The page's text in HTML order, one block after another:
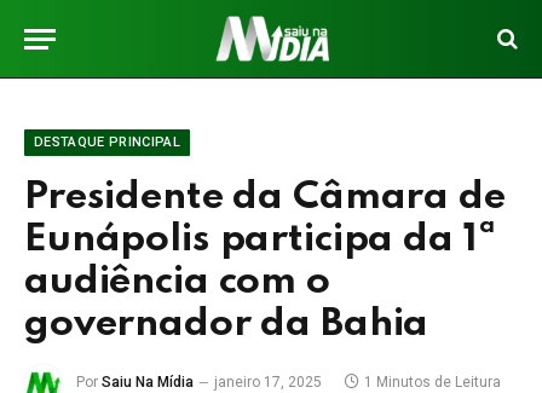
DESTAQUE PRINCIPAL
Presidente da Câmara de
Eunápolis participa da 1ª
audiência com o
governador da Bahia
Por Saiu Na Mídia janeiro 17, 2025 1 Minutos de Leitura